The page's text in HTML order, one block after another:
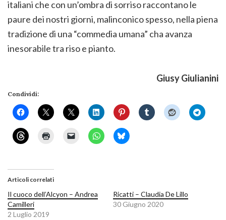
italiani che con un’ombra di sorriso raccontano le
paure dei nostri giorni, malinconico spesso, nella piena
tradizione di una “commedia umana” cha avanza
inesorabile tra riso e pianto.
Giusy Giulianini
Condividi:
Articoli correlati
Il cuoco dell’Alcyon – Andrea
Camilleri
2 Luglio 2019
Ricatti – Claudia De Lillo
30 Giugno 2020